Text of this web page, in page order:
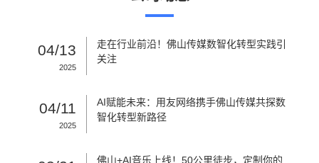
04/13
2025
走在行业前沿！佛山传媒数智化转型实践引
关注
04/11
2025
AI赋能未来：用友网络携手佛山传媒共探数
智化转型新路径
佛山+AI音乐上线！50公里徒步，定制你的